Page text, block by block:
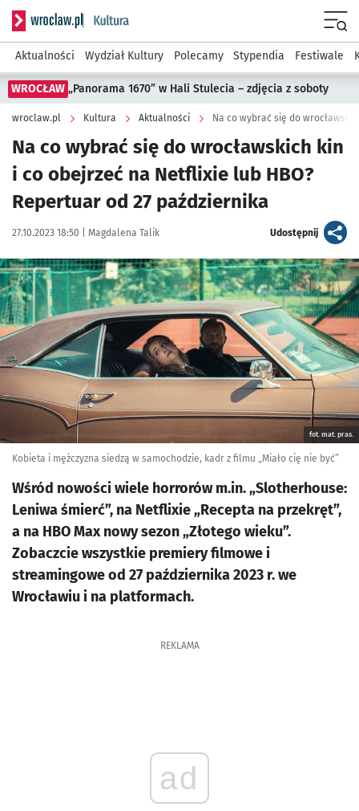
Serwis informacyjny wroclaw.pl podserwis: Kultura
Aktualności Wydział Kultury Polecamy Stypendia Festiwale
WROCŁAW „Panorama 1670” w Hali Stulecia – zdjęcia z soboty
wroclaw.pl Kultura Aktualności
Na co wybrać się do wrocławskich kin
i co obejrzeć na Netflixie lub HBO?
Repertuar od 27 października
Data publikacji:
27.10.2023 18:50 | Autor:
Magdalena Talik Udostępnijartykuł
Kliknij, aby powiększyć
fot. mat. pras.
Kobieta i mężczyzna siedzą w samochodzie, kadr z filmu „Miało cię nie być”
Wśród nowości wiele horrorów m.in. „Slotherhouse:
Leniwa śmierć”, na Netflixie „Recepta na przekręt”,
a na HBO Max nowy sezon „Złotego wieku”.
Zobaczcie wszystkie premiery filmowe i
streamingowe od 27 października 2023 r. we
Wrocławiu i na platformach.
REKLAMA
ad